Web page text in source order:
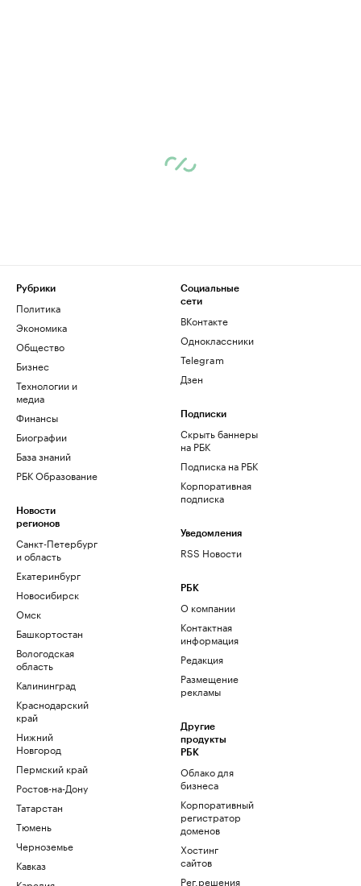
Рубрики
Политика
Экономика
Общество
Бизнес
Технологии и
медиа
Финансы
Биографии
База знаний
РБК Образование
Новости
регионов
Санкт-Петербург
и область
Екатеринбург
Новосибирск
Омск
Башкортостан
Вологодская
область
Калининград
Краснодарский
край
Нижний
Новгород
Пермский край
Ростов-на-Дону
Татарстан
Тюмень
Черноземье
Кавказ
Социальные
сети
ВКонтакте
Одноклассники
Telegram
Дзен
Подписки
Скрыть баннеры
на РБК
Подписка на РБК
Корпоративная
подписка
Уведомления
RSS Новости
РБК
О компании
Контактная
информация
Редакция
Размещение
рекламы
Другие
продукты
РБК
Облако для
бизнеса
Корпоративный
регистратор
доменов
Хостинг
сайтов
Рег.решения